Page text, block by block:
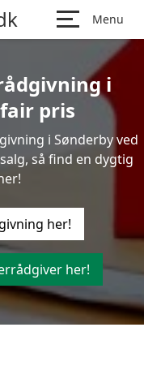
Menu
i
pris
i Sønderby ved
så find en dygtig
her!
her!